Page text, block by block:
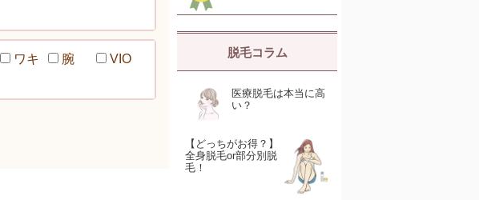
ワキ 腕
VIO
脱毛コラム
医療脱毛は本当に高
い？
【どっちがお得？】
全身脱毛or部分別脱
毛！